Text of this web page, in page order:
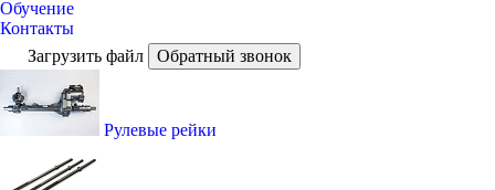
Обучение
Контакты
Загрузить файл
Обратный звонок
Рулевые рейки